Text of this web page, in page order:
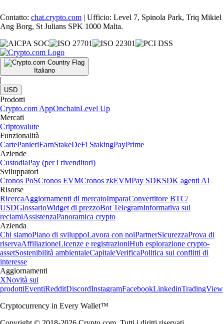
Contatto: chat.crypto.com | Ufficio: Level 7, Spinola Park, Triq Mikiel
Ang Borg, St Julians SPK 1000 Malta.
Italiano
|
USD
Prodotti
Crypto.com AppOnchainLevel Up
Mercati
Criptovalute
Funzionalità
CartePanieriEarnStakeDeFi StakingPayPrime
Aziende
CustodiaPay (per i rivenditori)
Sviluppatori
Cronos PoSCronos EVMCronos zkEVMPay SDKSDK agenti AI
Risorse
RicercaAggiornamenti di mercatoImparaConvertitore BTC/
USDGlossarioWidget di prezzoBot TelegramInformativa sui
reclamiAssistenzaPanoramica crypto
Azienda
Chi siamoPiano di sviluppoLavora con noiPartnerSicurezzaProva di
riservaAffiliazioneLicenze e registrazioniHub esplorazione crypto-
assetSostenibilità ambientaleCapitaleVerificaPolitica sui conflitti di
interesse
Aggiornamenti
XNovità sui
prodottiEventiRedditDiscordInstagramFacebookLinkedinTradingView
Cryptocurrency in Every Wallet™